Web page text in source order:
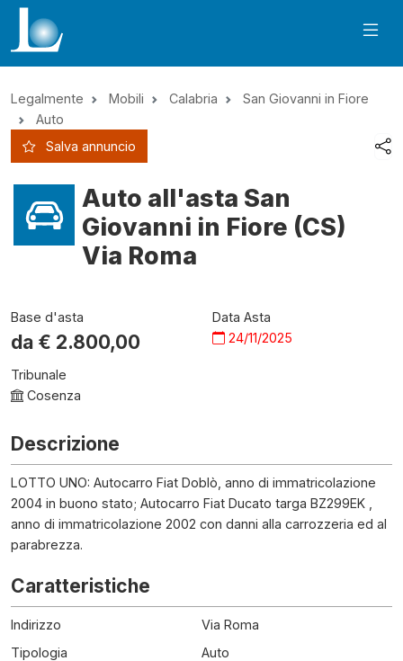
Legalmente Mobili Calabria
San Giovanni in Fiore
Auto
Salva annuncio
Auto all'asta San
Giovanni in Fiore (CS)
Via Roma
Base d'asta
da € 2.800,00
Data Asta
24/11/2025
Tribunale
Cosenza
Descrizione
LOTTO UNO: Autocarro Fiat Doblò, anno di immatricolazione
2004 in buono stato; Autocarro Fiat Ducato targa BZ299EK ,
anno di immatricolazione 2002 con danni alla carrozzeria ed al
parabrezza.
Caratteristiche
Indirizzo
Via Roma
Tipologia
Auto